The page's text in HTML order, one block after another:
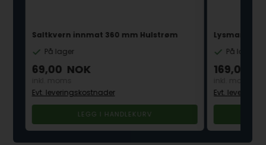
Saltkvern innmat 360 mm Hulstrøm
På lager
69,00 NOK
Evt. leveringskostnader
Lysmansjett
På lager
169,00
Evt.